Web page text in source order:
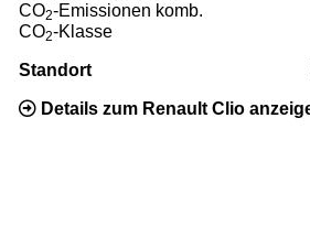
CO2-Emissionen komb.
CO2-Klasse
Standort
Details zum Renault Clio